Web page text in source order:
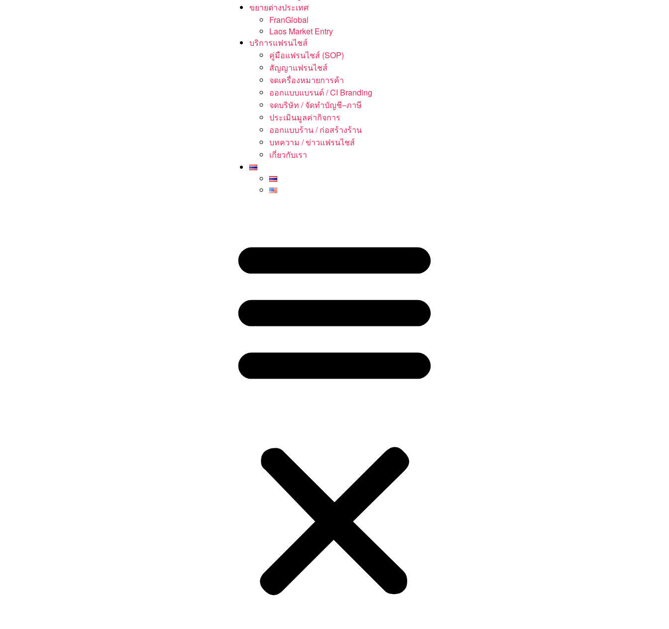
ขยายต่างประเทศ
FranGlobal
Laos Market Entry
บริการแฟรนไชส์
คู่มือแฟรนไชส์ (SOP)
สัญญาแฟรนไชส์
จดเครื่องหมายการค้า
ออกแบบแบรนด์ / CI Branding
จดบริษัท / จัดทำบัญชี–ภาษี
ประเมินมูลค่ากิจการ
ออกแบบร้าน / ก่อสร้างร้าน
บทความ / ข่าวแฟรนไชส์
เกี่ยวกับเรา